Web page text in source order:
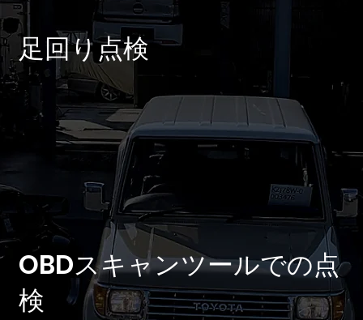
足回り点検
OBDスキャンツールでの点
検